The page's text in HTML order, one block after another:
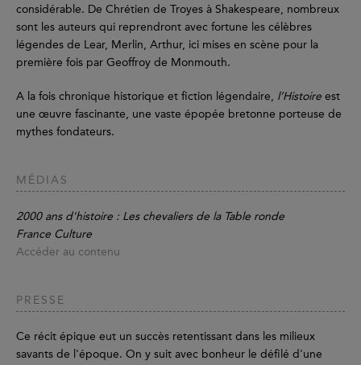
considérable. De Chrétien de Troyes à Shakespeare, nombreux
sont les auteurs qui reprendront avec fortune les célèbres
légendes de Lear, Merlin, Arthur, ici mises en scène pour la
première fois par Geoffroy de Monmouth.
A la fois chronique historique et fiction légendaire, l’Histoire est
une œuvre fascinante, une vaste épopée bretonne porteuse de
mythes fondateurs.
MÉDIAS
2000 ans d'histoire : Les chevaliers de la Table ronde
France Culture
Accéder au contenu
PRESSE
Ce récit épique eut un succès retentissant dans les milieux
savants de l'époque. On y suit avec bonheur le défilé d'une